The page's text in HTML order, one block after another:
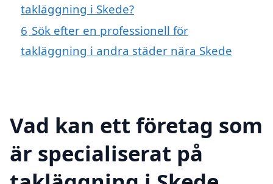
takläggning i Skede?
6 Sök efter en professionell för
takläggning i andra städer nära Skede
Vad kan ett företag som
är specialiserat på